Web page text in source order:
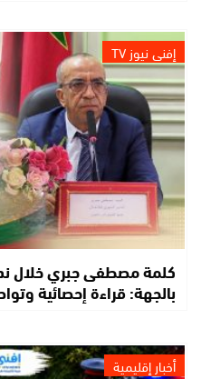
إفني نيوز TV
كلمة مصطفى جبري خلال
بالجهة: قراءة إحصائية
أخبار إقليمية